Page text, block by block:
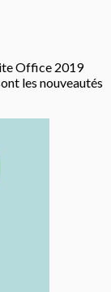
Office 2019
les nouveautés